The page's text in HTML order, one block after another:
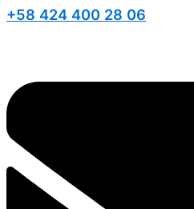
+58 424 400 28 06